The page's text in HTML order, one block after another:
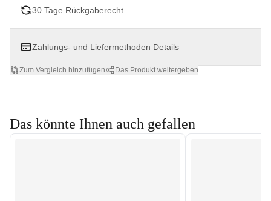
30 Tage Rückgaberecht
Zahlungs- und Liefermethoden Details
Zum Vergleich hinzufügen Das Produkt weitergeben
Das könnte Ihnen auch gefallen